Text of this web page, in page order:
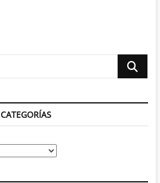
Buscar
CATEGORÍAS